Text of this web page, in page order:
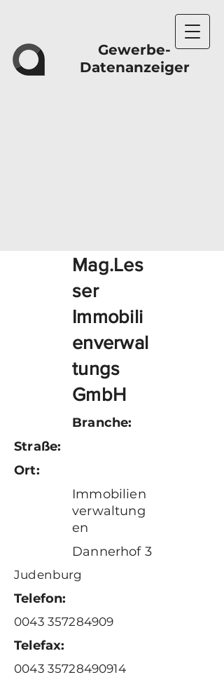
Gewerbe-
Datenanzeiger
Mag.Les
ser
Immobili
enverwal
tungs
GmbH
Branche:
Straße:
Ort:
Immobilien
verwaltung
en
Dannerhof 3
Judenburg
Telefon:
0043 357284909
Telefax:
0043 35728490914